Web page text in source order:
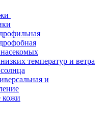
температур и ветра
и
кожи